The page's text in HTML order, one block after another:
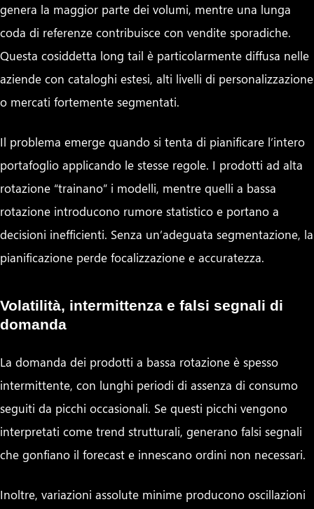
genera la maggior parte dei volumi, mentre una lunga
coda di referenze contribuisce con vendite sporadiche.
Questa cosiddetta long tail è particolarmente diffusa nelle
aziende con cataloghi estesi, alti livelli di personalizzazione
o mercati fortemente segmentati.
Il problema emerge quando si tenta di pianificare l’intero
portafoglio applicando le stesse regole. I prodotti ad alta
rotazione “trainano” i modelli, mentre quelli a bassa
rotazione introducono rumore statistico e portano a
decisioni inefficienti. Senza un’adeguata segmentazione, la
pianificazione perde focalizzazione e accuratezza.
Volatilità, intermittenza e falsi segnali di
domanda
La domanda dei prodotti a bassa rotazione è spesso
intermittente, con lunghi periodi di assenza di consumo
seguiti da picchi occasionali. Se questi picchi vengono
interpretati come trend strutturali, generano falsi segnali
che gonfiano il forecast e innescano ordini non necessari.
Inoltre, variazioni assolute minime producono oscillazioni